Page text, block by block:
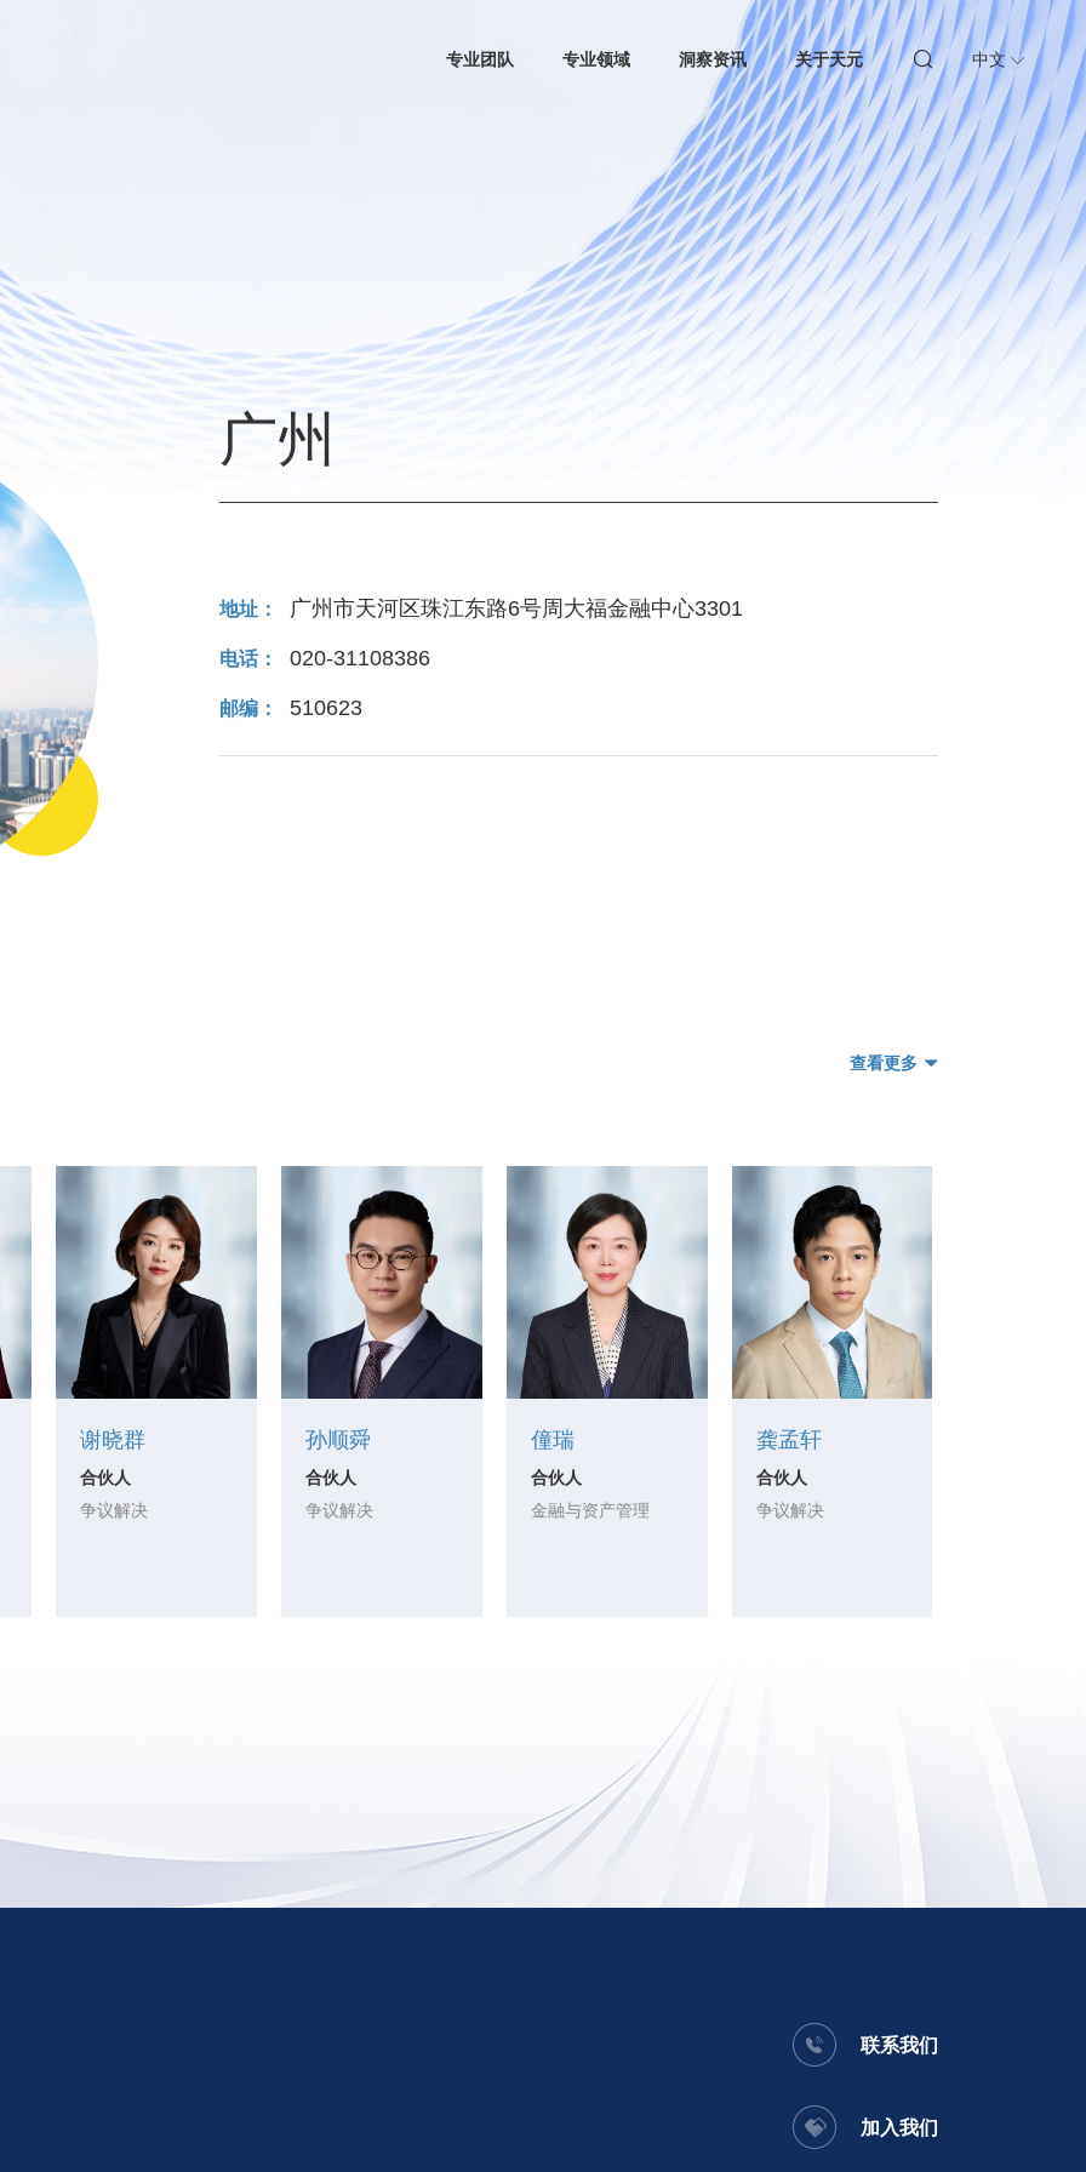
专业团队 专业领域 洞察资讯 关于天元 中文
广州
地址： 广州市天河区珠江东路6号周大福金融中心3301
电话： 020-31108386
邮编： 510623
查看更多
谢晓群
合伙人
争议解决
孙顺舜
合伙人
争议解决
僮瑞
合伙人
金融与资产管理
龚孟轩
合伙人
争议解决
联系我们
加入我们